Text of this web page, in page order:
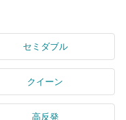
セミダブル
クイーン
高反発